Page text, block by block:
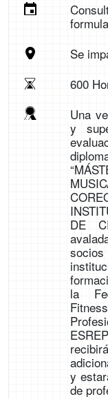
Se
600
Una
y
DE
la
y
de